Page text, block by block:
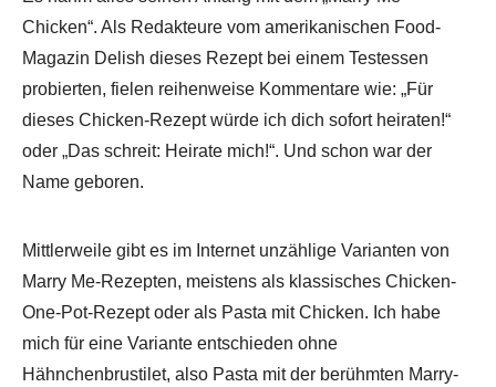
Chicken“. Als Redakteure vom amerikanischen Food-
Magazin Delish dieses Rezept bei einem Testessen
probierten, fielen reihenweise Kommentare wie: „Für
dieses Chicken-Rezept würde ich dich sofort heiraten!“
oder „Das schreit: Heirate mich!“. Und schon war der
Name geboren.
Mittlerweile gibt es im Internet unzählige Varianten von
Marry Me-Rezepten, meistens als klassisches Chicken-
One-Pot-Rezept oder als Pasta mit Chicken. Ich habe
mich für eine Variante entschieden ohne
Hähnchenbrustilet, also Pasta mit der berühmten Marry-